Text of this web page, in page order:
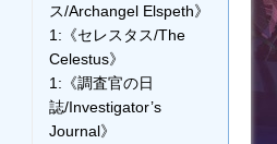
ス/Archangel Elspeth》
1:《セレスタス/The
Celestus》
1:《調査官の日
誌/Investigator’s
Journal》